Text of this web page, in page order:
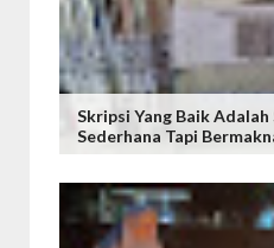
Skripsi Yang Baik Adalah
Sederhana Tapi